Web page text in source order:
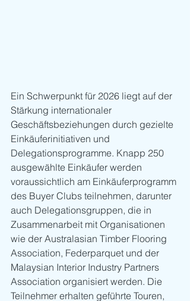
Ein Schwerpunkt für 2026 liegt auf der
Stärkung internationaler
Geschäftsbeziehungen durch gezielte
Einkäuferinitiativen und
Delegationsprogramme. Knapp 250
ausgewählte Einkäufer werden
voraussichtlich am Einkäuferprogramm
des Buyer Clubs teilnehmen, darunter
auch Delegationsgruppen, die in
Zusammenarbeit mit Organisationen
wie der Australasian Timber Flooring
Association, Federparquet und der
Malaysian Interior Industry Partners
Association organisiert werden. Die
Teilnehmer erhalten geführte Touren,